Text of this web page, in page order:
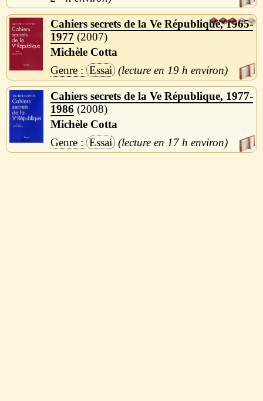
Cahiers secrets de la Ve République, 1965-
1977
2007
Michèle Cotta
Essai
19 h
Cahiers secrets de la Ve République, 1977-
1986
2008
Michèle Cotta
Essai
17 h